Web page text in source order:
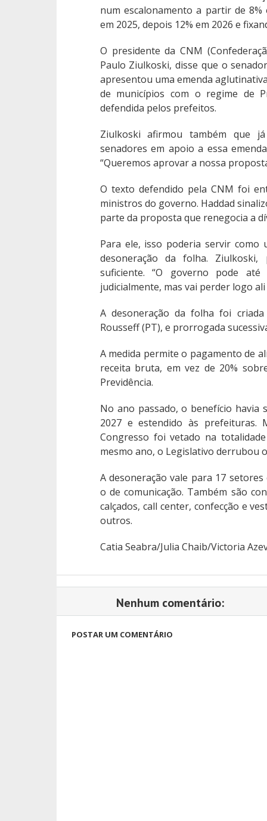
num escalonamento a partir de 8%
em 2025, depois 12% em 2026 e
O presidente da CNM
Paulo Ziulkoski, disse que o
apresentou uma emenda
de municípios com o regime de
defendida pelos prefeitos.
Ziulkoski afirmou também que
senadores em apoio a essa
“Queremos aprovar a nossa
O texto defendido pela CNM foi
ministros do governo. Haddad
parte da proposta que renegocia a
Para ele, isso poderia servir como
desoneração da folha.
suficiente. “O governo pode
judicialmente, mas vai perder logo
A desoneração da folha foi
Rousseff (PT), e prorrogada
A medida permite o pagamento de
receita bruta, em vez de 20%
Previdência.
No ano passado, o benefício
2027 e estendido às prefeituras.
Congresso foi vetado na
mesmo ano, o Legislativo derrubou
A desoneração vale para 17
o de comunicação. Também são
calçados, call center, confecção e
outros.
Catia Seabra/Julia Chaib/Victoria
Nenhum comentário:
POSTAR UM COMENTÁRIO